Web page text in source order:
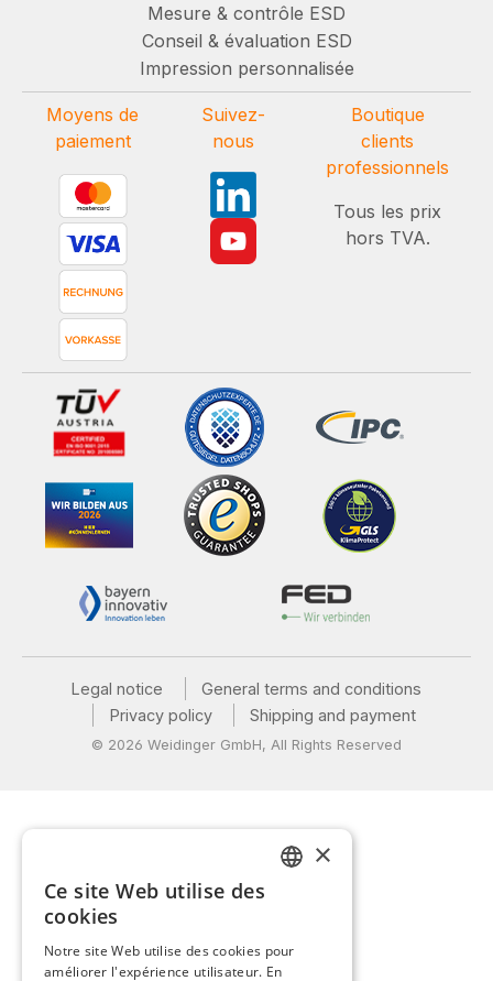
Mesure & contrôle ESD
Conseil & évaluation ESD
Impression personnalisée
Moyens de
paiement
Suivez-
nous
Boutique
clients
professionnels
Tous les prix
hors TVA.
Legal notice
General terms and conditions
Privacy policy
Shipping and payment
© 2026 Weidinger GmbH, All Rights Reserved
×
Ce site Web utilise des
cookies
Notre site Web utilise des cookies pour
améliorer l'expérience utilisateur. En